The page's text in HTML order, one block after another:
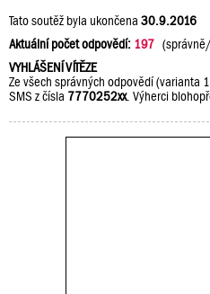
Tato soutěž byla ukončena 30.9.2016
Aktuální počet odpovědí: 197
VYHLÁŠENÍ VÍTĚZE
Ze všech správných odpovědí (varianta
SMS z čísla 7770252xx. Výherci